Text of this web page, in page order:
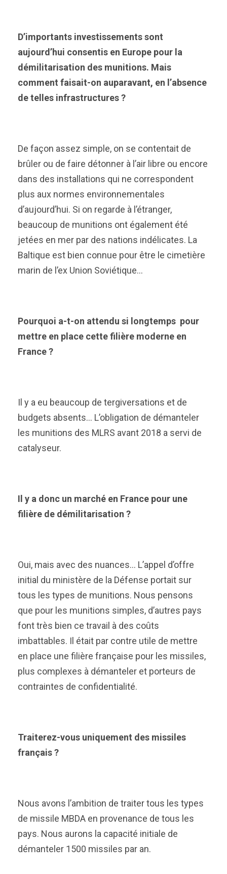
D’importants investissements sont
aujourd’hui consentis en Europe pour la
démilitarisation des munitions. Mais
comment faisait-on auparavant, en l’absence
de telles infrastructures ?
De façon assez simple, on se contentait de
brûler ou de faire détonner à l’air libre ou encore
dans des installations qui ne correspondent
plus aux normes environnementales
d’aujourd’hui. Si on regarde à l’étranger,
beaucoup de munitions ont également été
jetées en mer par des nations indélicates. La
Baltique est bien connue pour être le cimetière
marin de l’ex Union Soviétique…
Pourquoi a-t-on attendu si longtemps pour
mettre en place cette filière moderne en
France ?
Il y a eu beaucoup de tergiversations et de
budgets absents… L’obligation de démanteler
les munitions des MLRS avant 2018 a servi de
catalyseur.
Il y a donc un marché en France pour une
filière de démilitarisation ?
Oui, mais avec des nuances… L’appel d’offre
initial du ministère de la Défense portait sur
tous les types de munitions. Nous pensons
que pour les munitions simples, d’autres pays
font très bien ce travail à des coûts
imbattables. Il était par contre utile de mettre
en place une filière française pour les missiles,
plus complexes à démanteler et porteurs de
contraintes de confidentialité.
Traiterez-vous uniquement des missiles
français ?
Nous avons l’ambition de traiter tous les types
de missile MBDA en provenance de tous les
pays. Nous aurons la capacité initiale de
démanteler 1500 missiles par an.